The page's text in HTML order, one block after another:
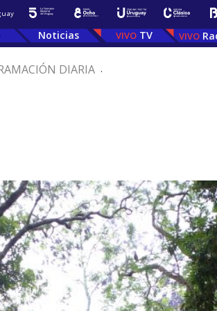
Noticias TV
DIARIA .